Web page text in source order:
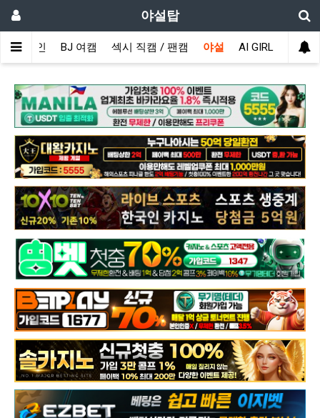
야설탑
메인 BJ 여캠 섹시 직캠 / 팬캠 야설 AI GIRL